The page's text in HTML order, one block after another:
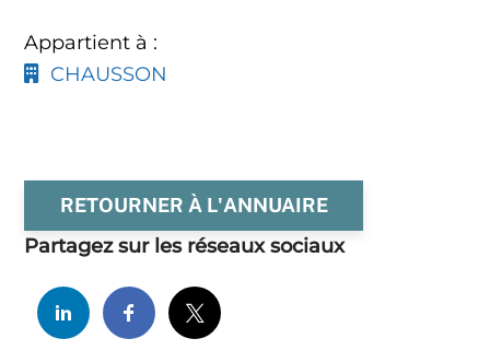
Appartient à :
CHAUSSON
RETOURNER À L'ANNUAIRE
Partagez sur les réseaux sociaux